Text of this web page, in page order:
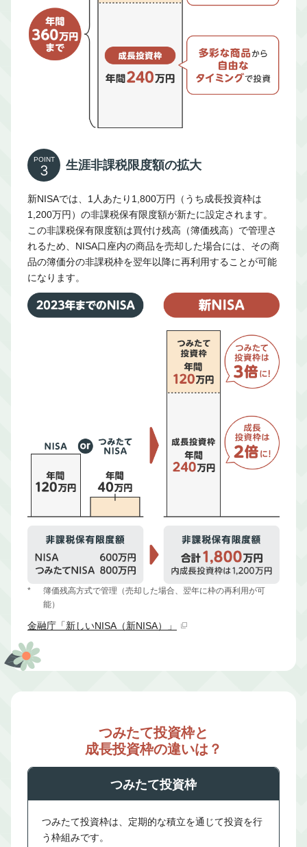
POINT
3 生涯非課税限度額の拡大
新NISAでは、1人あたり1,800万円（うち成長投資枠は
1,200万円）の非課税保有限度額が新たに設定されます。
この非課税保有限度額は買付け残高（簿価残高）で管理さ
れるため、NISA口座内の商品を売却した場合には、その商
品の簿価分の非課税枠を翌年以降に再利用することが可能
になります。
*
簿価残高方式で管理（売却した場合、翌年に枠の再利用が可
能）
金融庁「新しいNISA（新NISA）」
つみたて投資枠と
成長投資枠の違いは？
つみたて投資枠
つみたて投資枠は、定期的な積立を通じて投資を行
う枠組みです。